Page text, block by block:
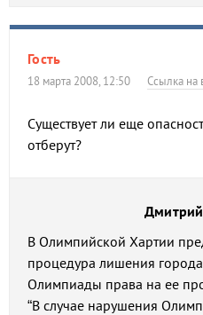
Гость
18 марта 2008, 12:50 Ссылка на
Существует ли еще
отберут?
В Олимпийской Хартии
процедура лишения
Олимпиады права на ее
“В случае нарушения